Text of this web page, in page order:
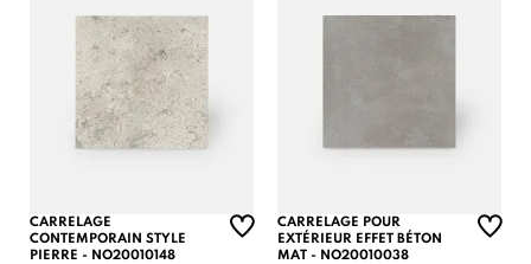
CARRELAGE
CONTEMPORAIN STYLE
PIERRE - NO20010148
CARRELAGE POUR
EXTÉRIEUR EFFET BÉTON
MAT - NO20010038